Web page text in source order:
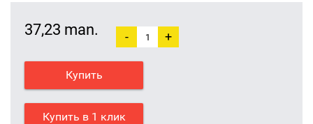
37,23 man. - +
Купить
Купить в 1 клик